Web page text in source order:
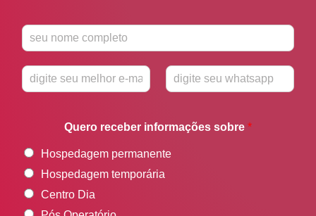
N
m
e
E
l
*
W
t
a
Quero receber informações sobre *
Hospedagem permanente
Hospedagem temporária
Centro Dia